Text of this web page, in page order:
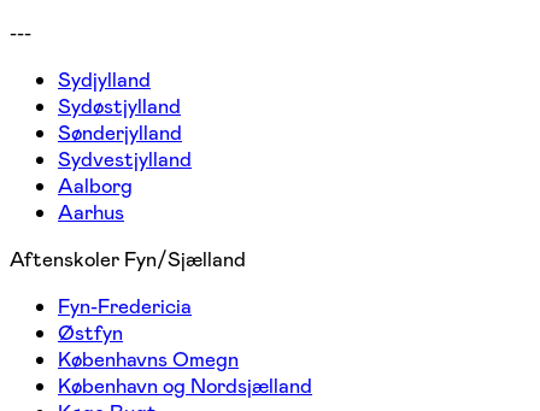
---
Sydjylland
Sydøstjylland
Sønderjylland
Sydvestjylland
Aalborg
Aarhus
Aftenskoler Fyn/Sjælland
Fyn-Fredericia
Østfyn
Københavns Omegn
København og Nordsjælland